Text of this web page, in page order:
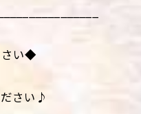
さい◆
さい♪